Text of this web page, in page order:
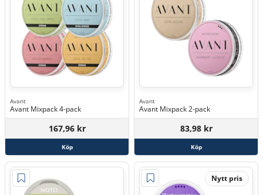
Avant
Avant Mixpack 4-pack
167,96 kr
Köp
Avant
Avant Mixpack 2-pack
83,98 kr
Köp
Nytt pris